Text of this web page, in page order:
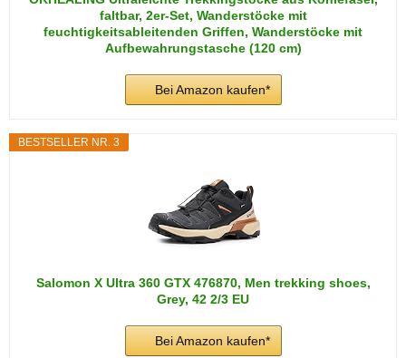
faltbar, 2er-Set, Wanderstöcke mit
feuchtigkeitsableitenden Griffen, Wanderstöcke mit
Aufbewahrungstasche (120 cm)
Bei Amazon kaufen*
BESTSELLER NR. 3
Salomon X Ultra 360 GTX 476870, Men trekking shoes,
Grey, 42 2/3 EU
Bei Amazon kaufen*